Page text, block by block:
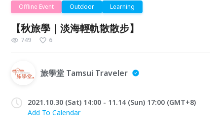
Offline Event Outdoor Learning
【秋旅學｜淡海輕軌散散步】
749 6
旅學堂 Tamsui Traveler
2021.10.30 (Sat) 14:00 - 11.14 (Sun) 17:00 (GMT+8)
Add To Calendar